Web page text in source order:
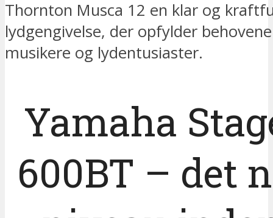
Thornton Musca 12 en klar og
lydgengivelse, der opfylder
musikere og lydentusiaster.
Yamaha
600BT – det